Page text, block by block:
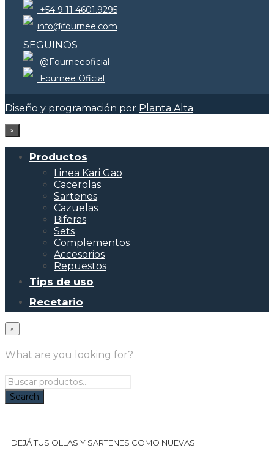
+54 9 11 4601.9295
info@fournee.com
SEGUINOS
@Fourneeoficial
Fournee Oficial
Diseño y programación por Planta Alta.
×
Productos
Linea Kari Gao
Cacerolas
Sartenes
Cazuelas
Biferas
Sets
Complementos
Accesorios
Repuestos
Tips de uso
Recetario
×
What are you looking for?
DEJÁ TUS OLLAS Y SARTENES COMO NUEVAS.